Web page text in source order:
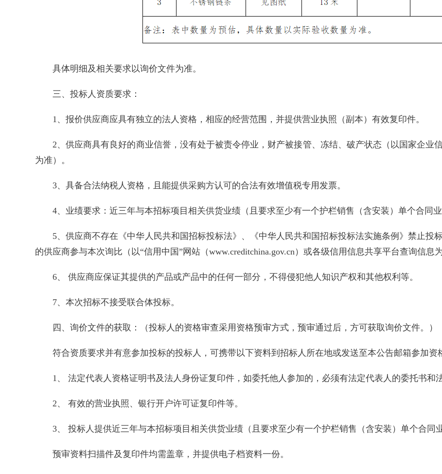
具体明细及相关要求以询价文件为准。
三、投标人资质要求：
1、报价供应商应具有独立的法人资格，相应的经营范围，并提供营业执照（副本）有效复印件。
2、供应商具有良好的商业信誉，没有处于被责令停业，财产被接管、冻结、破产状态（以国家企业
为准）。
3、具备合法纳税人资格，且能提供采购方认可的合法有效增值税专用发票。
4、业绩要求：近三年与本招标项目相关供货业绩（且要求至少有一个护栏销售（含安装）单个合同业
5、供应商不存在《中华人民共和国招标投标法》、《中华人民共和国招标投标法实施条例》禁止投
的供应商参与本次询比（以“信用中国”网站（www.creditchina.gov.cn）或各级信用信息共享平台查询信息为
6、 供应商应保证其提供的产品或产品中的任何一部分，不得侵犯他人知识产权和其他权利等。
7、本次招标不接受联合体投标。
四、询价文件的获取：（投标人的资格审查采用资格预审方式，预审通过后，方可获取询价文件。）
符合资质要求并有意参加投标的投标人，可携带以下资料到招标人所在地或发送至本公告邮箱参加资
1、 法定代表人资格证明书及法人身份证复印件，如委托他人参加的，必须有法定代表人的委托书和
2、 有效的营业执照、银行开户许可证复印件等。
3、 投标人提供近三年与本招标项目相关供货业绩（且要求至少有一个护栏销售（含安装）单个合同
预审资料扫描件及复印件均需盖章，并提供电子档资料一份。